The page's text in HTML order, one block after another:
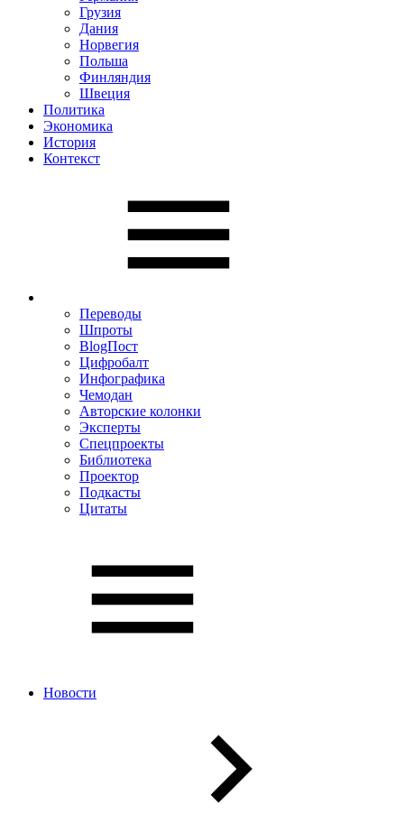
Грузия
Дания
Норвегия
Польша
Финляндия
Швеция
Политика
Экономика
История
Контекст
Переводы
Шпроты
BlogПост
Цифробалт
Инфографика
Чемодан
Авторские колонки
Эксперты
Спецпроекты
Библиотека
Проектор
Подкасты
Цитаты
Новости